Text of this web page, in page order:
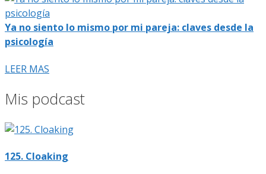
Ya no siento lo mismo por mi pareja: claves desde la
psicología
LEER MAS
Mis podcast
125. Cloaking